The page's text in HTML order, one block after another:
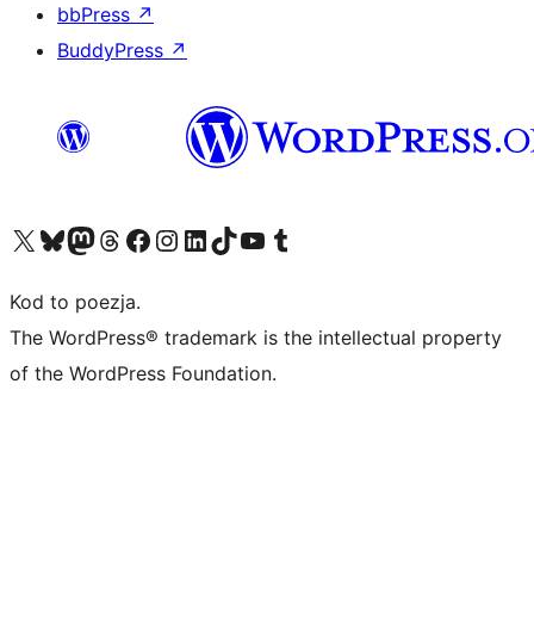
bbPress ↗
BuddyPress ↗
Odwiedź nasze konto X (dawniej Twitter)
Odwiedź nasze konto Bluesky
Odwiedź nasze konto na Mastodoncie
Odwiedź naszego Threadsa
Odwiedź naszego Facebooka
Odwiedź nasze konto na Instagramie
Odwiedź nasze konto na LinkedIn
Odwiedź naszego TikToka
Odwiedź nasz kanał YouTube
Odwiedź naszego Tumblra
Kod to poezja.
The WordPress® trademark is the intellectual property
of the WordPress Foundation.